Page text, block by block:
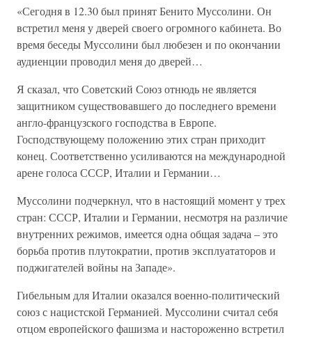
«Сегодня в 12.30 был принят Бенито Муссолини. Он
встретил меня у дверей своего огромного кабинета. Во
время беседы Муссолини был любезен и по окончании
аудиенции проводил меня до дверей…
Я сказал, что Советский Союз отнюдь не является
защитником существовавшего до последнего времени
англо-французского господства в Европе.
Господствующему положению этих стран приходит
конец. Соответственно усиливаются на международной
арене голоса СССР, Италии и Германии…
Муссолини подчеркнул, что в настоящий момент у трех
стран: СССР, Италии и Германии, несмотря на различие
внутренних режимов, имеется одна общая задача – это
борьба против плутократии, против эксплуататоров и
поджигателей войны на Западе».
Гибельным для Италии оказался военно-политический
союз с нацистской Германией. Муссолини считал себя
отцом европейского фашизма и настороженно встретил